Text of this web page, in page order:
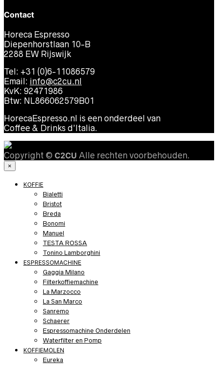
Contact
Horeca Espresso
Diepenhorstlaan 10-B
2288 EW Rijswijk
Tel: +31 (0)6-11086579
Email: info@c2cu.nl
KvK: 92471986
Btw: NL866062579B01
HorecaEspresso.nl is een onderdeel van
Coffee & Drinks d’Italia.
Copyright © C2CU Alle rechten voorbehouden.
×
KOFFIE
Bialetti
Bristot
Breda
Bonomi
Manuel
TESTA ROSSA
Tonino Lamborghini
ESPRESSOMACHINE
Gaggia Milano
Filterkoffiemachine
La Marzocco
La San Marco
Sanremo
Schaerer
Espressomachine Onderdelen
Waterfilter en Pomp
KOFFIEMOLEN
Eureka